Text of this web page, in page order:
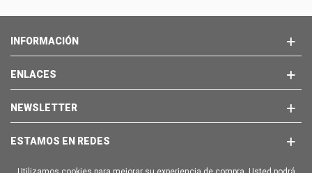
INFORMACIÓN
ENLACES
NEWSLETTER
ESTAMOS EN REDES